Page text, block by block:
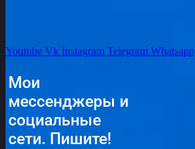
Youtube Vk Instagram Telegram Whatsapp
Мои
мессенджеры и
социальные
сети. Пишите!